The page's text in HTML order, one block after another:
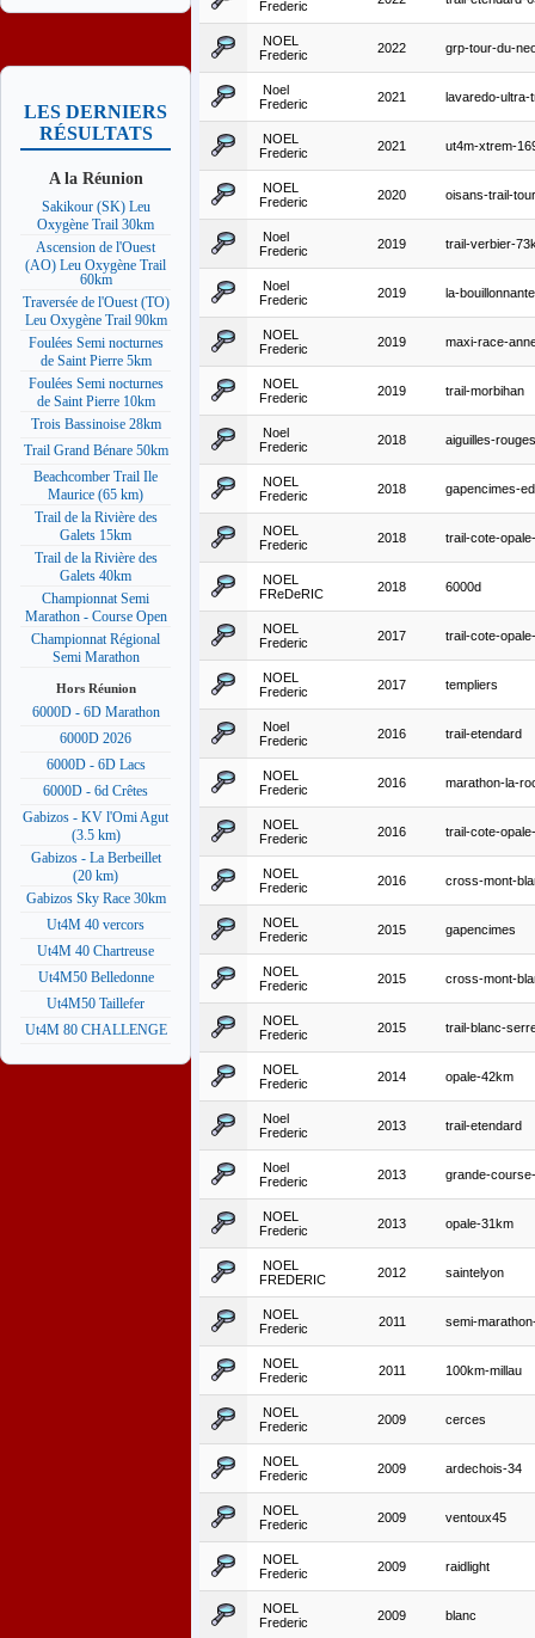
LES DERNIERS
RÉSULTATS
A la Réunion
Sakikour (SK) Leu
Oxygène Trail 30km
Ascension de l'Ouest
(AO) Leu Oxygène Trail
60km
Traversée de l'Ouest (TO)
Leu Oxygène Trail 90km
Foulées Semi nocturnes
de Saint Pierre 5km
Foulées Semi nocturnes
de Saint Pierre 10km
Trois Bassinoise 28km
Trail Grand Bénare 50km
Beachcomber Trail Ile
Maurice (65 km)
Trail de la Rivière des
Galets 15km
Trail de la Rivière des
Galets 40km
Championnat Semi
Marathon - Course Open
Championnat Régional
Semi Marathon
Hors Réunion
6000D - 6D Marathon
6000D 2026
6000D - 6D Lacs
6000D - 6d Crêtes
Gabizos - KV l'Omi Agut
(3.5 km)
Gabizos - La Berbeillet
(20 km)
Gabizos Sky Race 30km
Ut4M 40 vercors
Ut4M 40 Chartreuse
Ut4M50 Belledonne
Ut4M50 Taillefer
Ut4M 80 CHALLENGE
Frederic
NOEL
Frederic
2022 grp-tour-du-
Noel
Frederic
2021 lavaredo-ultra-
NOEL
Frederic
2021 ut4m-xtrem-
NOEL
Frederic
2020 oisans-trail-
Noel
Frederic
2019 trail-verbier-
Noel
Frederic
2019 la-
NOEL
Frederic
2019 maxi-race-
NOEL
Frederic
2019 trail-morbihan
Noel
Frederic
2018 aiguilles-
NOEL
Frederic
2018 gapencimes-
NOEL
Frederic
2018 trail-cote-
NOEL
FReDeRIC
2018 6000d
NOEL
Frederic
2017 trail-cote-
NOEL
Frederic
2017 templiers
Noel
Frederic
2016 trail-etendard
NOEL
Frederic
2016 marathon-la-
NOEL
Frederic
2016 trail-cote-
NOEL
Frederic
2016 cross-mont-
NOEL
Frederic
2015 gapencimes
NOEL
Frederic
2015 cross-mont-
NOEL
Frederic
2015 trail-blanc-
NOEL
Frederic
2014 opale-42km
Noel
Frederic
2013 trail-etendard
Noel
Frederic
2013 grande-
NOEL
Frederic
2013 opale-31km
NOEL
FREDERIC
2012 saintelyon
NOEL
Frederic
2011 semi-
NOEL
Frederic
2011 100km-millau
NOEL
Frederic
2009 cerces
NOEL
Frederic
2009 ardechois-34
NOEL
Frederic
2009 ventoux45
NOEL
Frederic
2009 raidlight
NOEL
Frederic
2009 blanc